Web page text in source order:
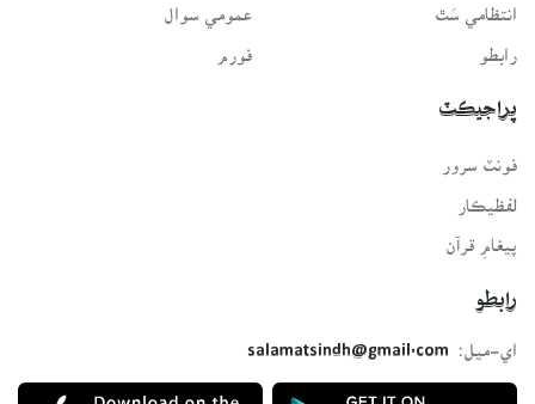
انتظامي سَٿ
رابطو
عمومي سوال
فورم
پراجيڪٽ
فونٽ سرور
لفظيڪار
پيغامِ قرآن
رابطو
اي-ميل:
salamatsindh@gmail.com